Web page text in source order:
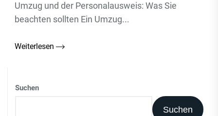
Umzug und der Personalausweis: Was Sie
beachten sollten Ein Umzug...
Weiterlesen
Suchen
Suchen